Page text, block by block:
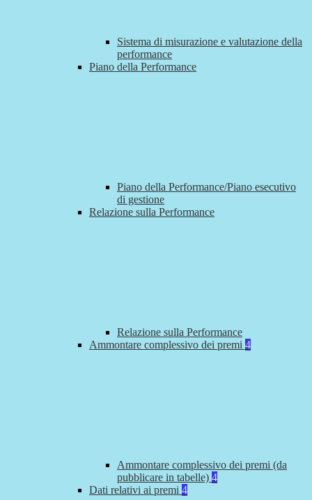
Sistema di misurazione e valutazione della
performance
Piano della Performance
Piano della Performance/Piano esecutivo
di gestione
Relazione sulla Performance
Relazione sulla Performance
Ammontare complessivo dei premi 4
Ammontare complessivo dei premi (da
pubblicare in tabelle) 4
Dati relativi ai premi 4